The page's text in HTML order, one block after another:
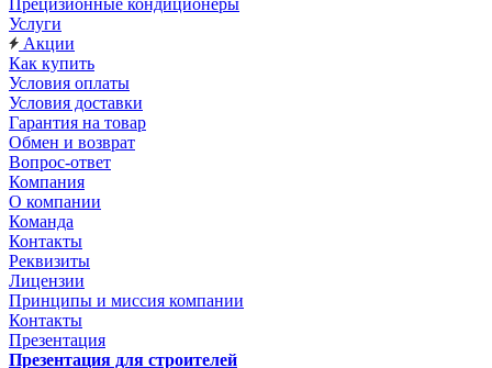
Прецизионные кондиционеры
Услуги
Акции
Как купить
Условия оплаты
Условия доставки
Гарантия на товар
Обмен и возврат
Вопрос-ответ
Компания
О компании
Команда
Контакты
Реквизиты
Лицензии
Принципы и миссия компании
Контакты
Презентация
Презентация для строителей